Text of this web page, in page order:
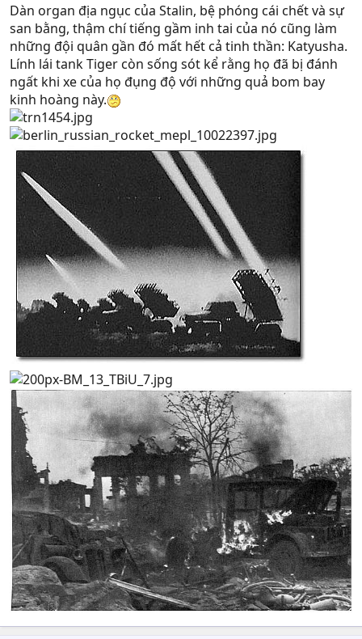
Dàn organ địa ngục của Stalin, bệ phóng cái chết và sự
san bằng, thậm chí tiếng gầm inh tai của nó cũng làm
những đội quân gần đó mất hết cả tinh thần: Katyusha.
Lính lái tank Tiger còn sống sót kể rằng họ đã bị đánh
ngất khi xe của họ đụng độ với những quả bom bay
kinh hoàng này.